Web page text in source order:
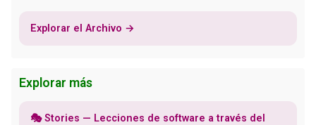
Explorar el Archivo →
Explorar más
🎭 Stories — Lecciones de software a través del